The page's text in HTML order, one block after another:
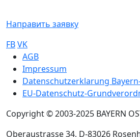
Направить заявку
FBVK
Sub footer
AGB
Impressum
Datenschutzerklarung
EU-Datenschutz-
Copyright © 2003-2025 BAYERN
Oberaustrasse 34, D-83026